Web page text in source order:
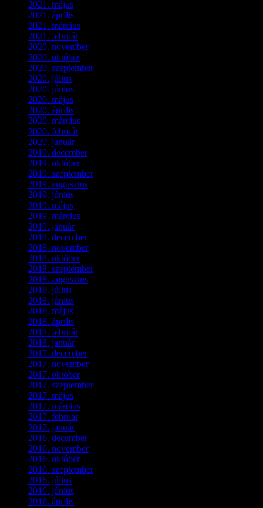
2021. május
2021. április
2021. március
2021. február(4)
2020. november(4)
2020. október(4)
2020. szeptember(1)
2020. július
2020. június
2020. május
2020. április
2020. március
2020. február(6)
2020. január(1)
2019. december(4)
2019. október(3)
2019. szeptember(2)
2019. augusztus
2019. június
2019. május
2019. március
2019. január(1)
2018. december(3)
2018. november(1)
2018. október(1)
2018. szeptember(1)
2018. augusztus
2018. július
2018. június
2018. május
2018. április
2018. február(2)
2018. január(2)
2017. december(4)
2017. november(3)
2017. október(4)
2017. szeptember(1)
2017. május
2017. március
2017. február(1)
2017. január(2)
2016. december(1)
2016. november(1)
2016. október(6)
2016. szeptember(5)
2016. július
2016. június
2016. április